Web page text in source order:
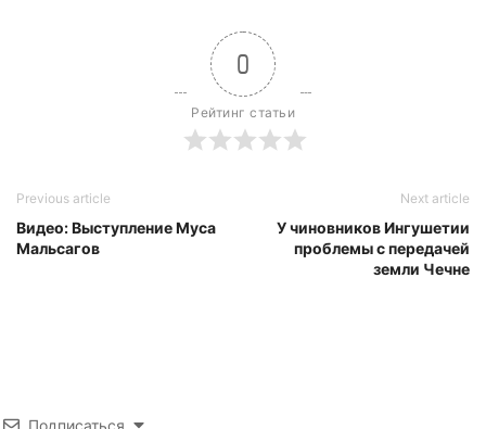
0
Рейтинг статьи
Previous article
Видео: Выступление Муса
Мальсагов
Next article
У чиновников Ингушетии
проблемы с передачей
земли Чечне
Подписаться